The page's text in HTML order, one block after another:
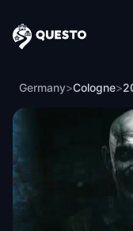
Questo
Germany>Cologne>